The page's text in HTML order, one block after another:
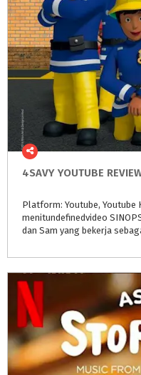
4SAVY YOUTUBE
Platform: Youtube, Youtube
menitundefinedvideo
dan Sam yang bekerja